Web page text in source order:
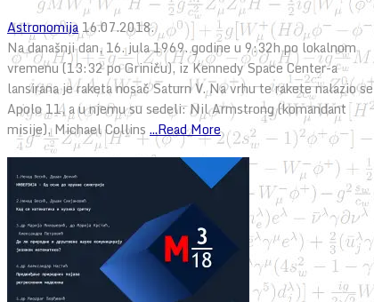
Astronomija 16.07.2018.
Na današnji dan, 16. jula 1969. godine u 9:32h po lokalnom
vremenu (13:32 po Griniču), iz Kennedy Space Center-a
lansirana je raketa nosač Saturn V. Na vrhu te rakete nalazio se
Apolo 11, a u njemu su sedeli: Nil Armstrong (komandant
misije), Michael Collins ...Read More